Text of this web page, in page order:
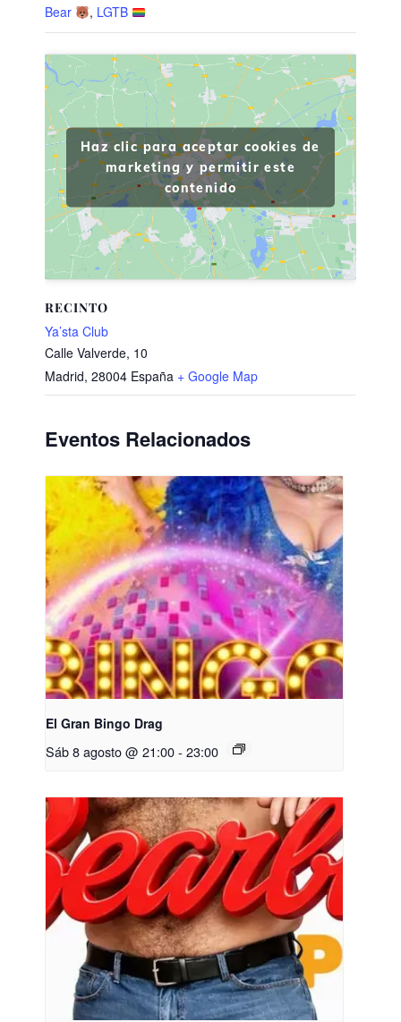
Bear , LGTB
RECINTO
Ya’sta Club
Calle Valverde, 10
Madrid, 28004 España + Google Map
Haz clic para aceptar cookies de
marketing y permitir este
contenido
Eventos Relacionados
El Gran Bingo Drag
Sáb 8 agosto @ 21:00- 23:00